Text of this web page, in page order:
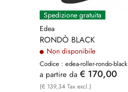
Spedizione gratuita
Edea
RONDÒ BLACK
Non disponibile
Codice : edea-roller-rondo-black
a partire da € 170,00
(€ 139,34 Tax excl.)